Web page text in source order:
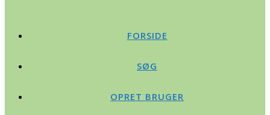
FORSIDE
SØG
OPRET BRUGER